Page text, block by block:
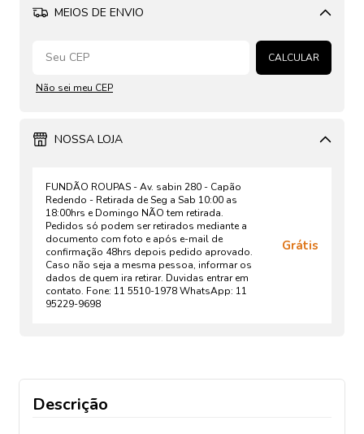
MEIOS DE ENVIO
Alterar CEP
CALCULAR
Não sei meu CEP
NOSSA LOJA
FUNDÃO ROUPAS - Av. sabin 280 - Capão
Redendo - Retirada de Seg a Sab 10:00 as
18:00hrs e Domingo NÃO tem retirada.
Pedidos só podem ser retirados mediante a
documento com foto e após e-mail de
confirmação 48hrs depois pedido aprovado.
Caso não seja a mesma pessoa, informar os
dados de quem ira retirar. Duvidas entrar em
contato. Fone: 11 5510-1978 WhatsApp: 11
95229-9698
Grátis
Descrição